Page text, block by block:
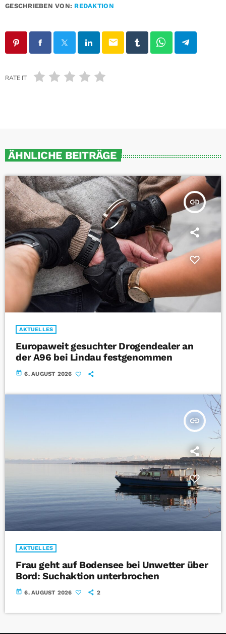
GESCHRIEBEN VON: REDAKTION
email
RATE IT
ÄHNLICHE BEITRÄGE
insert_link
AKTUELLES
Europaweit gesuchter Drogendealer an
der A96 bei Lindau festgenommen
today 6. AUGUST 2026
insert_link
AKTUELLES
Frau geht auf Bodensee bei Unwetter über
Bord: Suchaktion unterbrochen
today 6. AUGUST 2026 2